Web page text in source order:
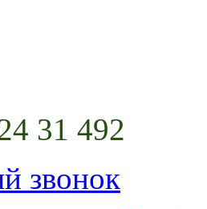
31 492
звонок